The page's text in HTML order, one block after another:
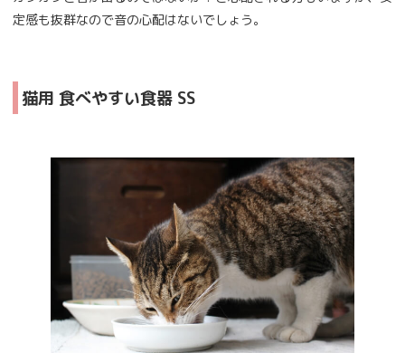
定感も抜群なので音の心配はないでしょう。
猫用 食べやすい食器 SS